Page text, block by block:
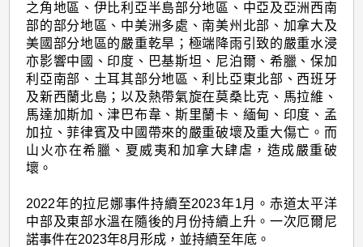
之角地區、伊比利亞半島部分地區、中亞及亞洲西南
部的部分地區、中美洲多處、南美州北部、加拿大及
美國部分地區的嚴重乾旱；極端降雨引致的嚴重水浸
亦影響中國、印度、巴基斯坦、尼泊爾、希臘、保加
利亞南部、土耳其部分地區、利比亞東北部、西班牙
及新西蘭北島；以及熱帶氣旋在莫桑比克、馬拉維、
馬達加斯加、津巴布韋、斯里蘭卡、緬甸、印度、孟
加拉、菲律賓及中國帶來的嚴重破壞及重大傷亡。而
山火亦在希臘、夏威夷和加拿大肆虐，造成嚴重破
壞。
2022年的拉尼娜事件持續至2023年1月。赤道太平洋
中部及東部水溫在隨後的月份持續上升。一次厄爾尼
諾事件在2023年8月形成，並持續至年底。